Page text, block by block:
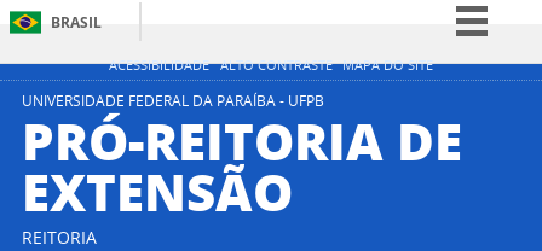
ACESSIBILIDADE ALTO CONTRASTE MAPA DO SITE
BRASIL
Simplifique!
Participe
UNIVERSIDADE FEDERAL DA PARAÍBA - UFPB
PRÓ-REITORIA DE
EXTENSÃO
REITORIA